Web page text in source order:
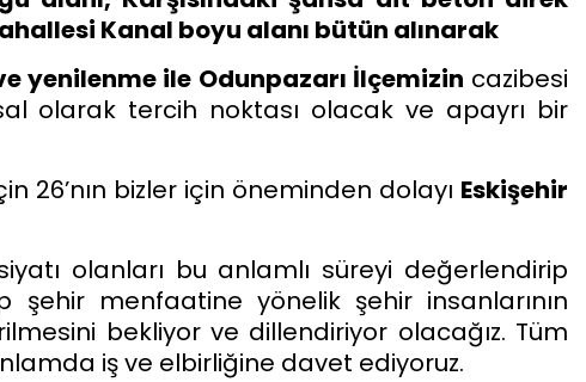
Kanal boyu alanı bütün alınarak
yenilenme ile Odunpazarı İlçemizin cazibesi
olarak tercih noktası olacak ve apayrı bir
26’nın bizler için öneminden dolayı Eskişehir
olanları bu anlamlı süreyi değerlendirip
şehir menfaatine yönelik şehir insanlarının
bekliyor ve dillendiriyor olacağız. Tüm
iş ve elbirliğine davet ediyoruz.